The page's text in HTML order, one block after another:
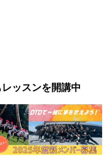
ッスンを開講中